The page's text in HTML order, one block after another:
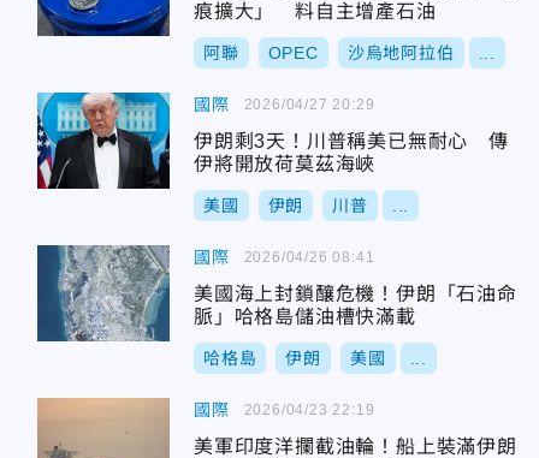
痕擴大」 料自主增產石油
阿聯 OPEC 沙烏地阿拉伯
國際
伊朗剩3天！川普稱美已無耐心 傳
伊將開放荷莫茲海峽
美國 伊朗 川普
2026/04/27 20:29
國際
美國海上封鎖釀危機！伊朗「石油命
脈」哈格島儲油槽快滿載
哈格島 伊朗 美國
2026/04/26 08:41
國際
美軍印度洋攔截油輪！船上裝滿伊朗
2026/04/23 22:19